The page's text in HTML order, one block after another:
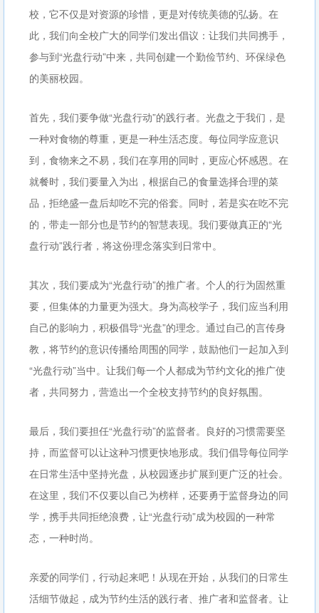
校，它不仅是对资源的珍惜，更是对传统美德的弘扬。在
此，我们向全校广大的同学们发出倡议：让我们共同携手，
参与到“光盘行动”中来，共同创建一个勤俭节约、环保绿色
的美丽校园。
首先，我们要争做“光盘行动”的践行者。光盘之于我们，是
一种对食物的尊重，更是一种生活态度。每位同学应意识
到，食物来之不易，我们在享用的同时，更应心怀感恩。在
就餐时，我们要量入为出，根据自己的食量选择合理的菜
品，拒绝盛一盘后却吃不完的俗套。同时，若是实在吃不完
的，带走一部分也是节约的智慧表现。我们要做真正的“光
盘行动”践行者，将这份理念落实到日常中。
其次，我们要成为“光盘行动”的推广者。个人的行为固然重
要，但集体的力量更为强大。身为高校学子，我们应当利用
自己的影响力，积极倡导“光盘”的理念。通过自己的言传身
教，将节约的意识传播给周围的同学，鼓励他们一起加入到
“光盘行动”当中。让我们每一个人都成为节约文化的推广使
者，共同努力，营造出一个全校支持节约的良好氛围。
最后，我们要担任“光盘行动”的监督者。良好的习惯需要坚
持，而监督可以让这种习惯更快地形成。我们倡导每位同学
在日常生活中坚持光盘，从校园逐步扩展到更广泛的社会。
在这里，我们不仅要以自己为榜样，还要勇于监督身边的同
学，携手共同拒绝浪费，让“光盘行动”成为校园的一种常
态，一种时尚。
亲爱的同学们，行动起来吧！从现在开始，从我们的日常生
活细节做起，成为节约生活的践行者、推广者和监督者。让